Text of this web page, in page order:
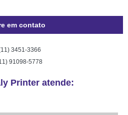
em contato
3451-3366
91098-5778
Printer atende: